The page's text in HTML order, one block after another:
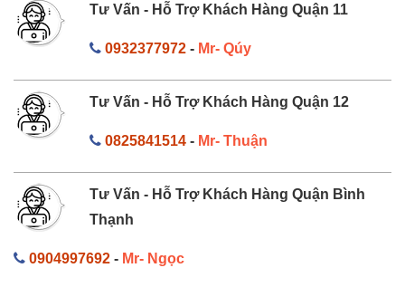
Tư Vấn - Hỗ Trợ Khách Hàng Quận 11
0932377972- Mr- Qúy
Tư Vấn - Hỗ Trợ Khách Hàng Quận 12
0825841514- Mr- Thuận
Tư Vấn - Hỗ Trợ Khách Hàng Quận Bình
Thạnh
0904997692 - Mr- Ngọc